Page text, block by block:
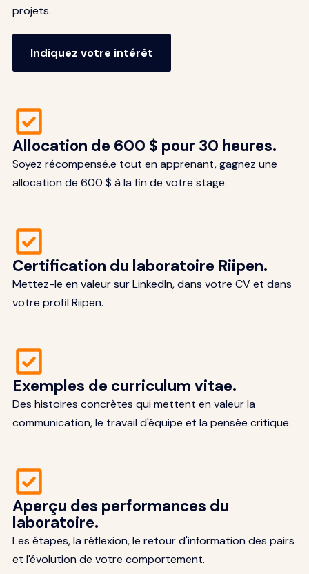
projets.
Indiquez votre intérêt
Allocation de 600 $ pour 30 heures.
Soyez récompensé.e tout en apprenant, gagnez une
allocation de 600 $ à la fin de votre stage.
Certification du laboratoire Riipen.
Mettez-le en valeur sur LinkedIn, dans votre CV et dans
votre profil Riipen.
Exemples de curriculum vitae.
Des histoires concrètes qui mettent en valeur la
communication, le travail d'équipe et la pensée critique.
Aperçu des performances du
laboratoire.
Les étapes, la réflexion, le retour d'information des pairs
et l'évolution de votre comportement.